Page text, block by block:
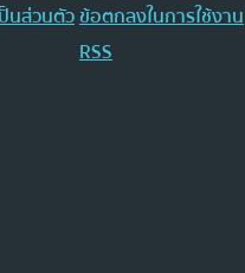
นส่วนตัวข้อตกลงในการใช้งาน
RSS